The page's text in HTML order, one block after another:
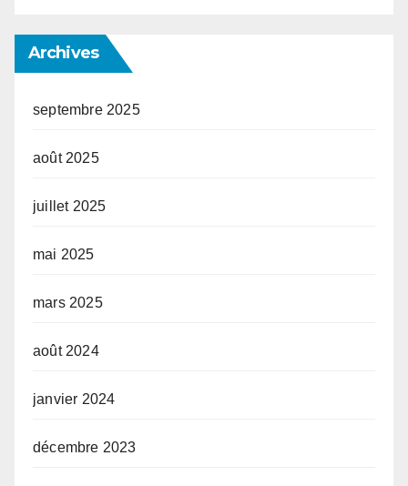
Archives
septembre 2025
août 2025
juillet 2025
mai 2025
mars 2025
août 2024
janvier 2024
décembre 2023